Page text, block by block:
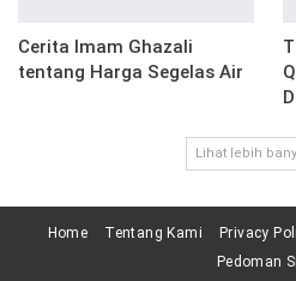
Cerita Imam Ghazali
tentang Harga Segelas Air
Lihat lebih
Home Tentang Kami Privacy
Pedoman